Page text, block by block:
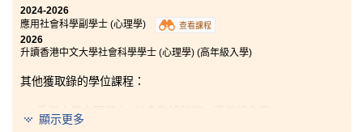
2024-2026
應用社會科學副學士 (心理學)
查看課程
2026
升讀香港中文大學社會科學學士 (心理學) (高年級入學)
其他獲取錄的學位課程：
香港大學文理學士 (社會數據科學) (高年級入學)
顯示更多